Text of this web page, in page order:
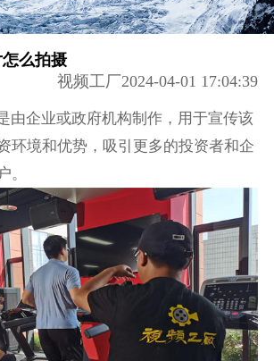
么拍摄
视频工厂2024-04-01 17:04:39
由企业或政府机构制作，用于宣传该
环境和优势，吸引更多的投资者和企
。